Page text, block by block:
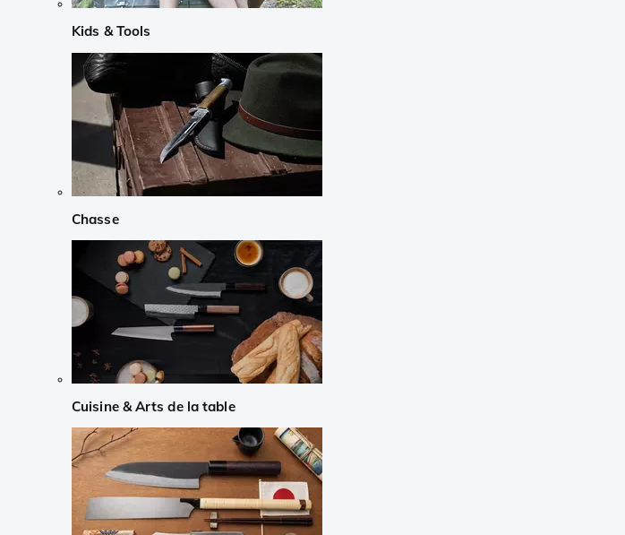
Kids & Tools
Chasse
Cuisine & Arts de la table